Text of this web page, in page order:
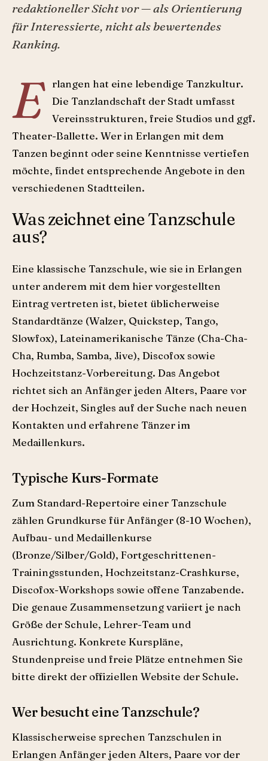
redaktioneller Sicht vor — als Orientierung
für Interessierte, nicht als bewertendes
Ranking.
E
rlangen hat eine lebendige Tanzkultur.
Die Tanzlandschaft der Stadt umfasst
Vereinsstrukturen, freie Studios und ggf.
Theater-Ballette. Wer in Erlangen mit dem
Tanzen beginnt oder seine Kenntnisse vertiefen
möchte, findet entsprechende Angebote in den
verschiedenen Stadtteilen.
Was zeichnet eine Tanzschule
aus?
Eine klassische Tanzschule, wie sie in Erlangen
unter anderem mit dem hier vorgestellten
Eintrag vertreten ist, bietet üblicherweise
Standardtänze (Walzer, Quickstep, Tango,
Slowfox), Lateinamerikanische Tänze (Cha-Cha-
Cha, Rumba, Samba, Jive), Discofox sowie
Hochzeitstanz-Vorbereitung. Das Angebot
richtet sich an Anfänger jeden Alters, Paare vor
der Hochzeit, Singles auf der Suche nach neuen
Kontakten und erfahrene Tänzer im
Medaillenkurs.
Typische Kurs-Formate
Zum Standard-Repertoire einer Tanzschule
zählen Grundkurse für Anfänger (8-10 Wochen),
Aufbau- und Medaillenkurse
(Bronze/Silber/Gold), Fortgeschrittenen-
Trainingsstunden, Hochzeitstanz-Crashkurse,
Discofox-Workshops sowie offene Tanzabende.
Die genaue Zusammensetzung variiert je nach
Größe der Schule, Lehrer-Team und
Ausrichtung. Konkrete Kurspläne,
Stundenpreise und freie Plätze entnehmen Sie
bitte direkt der offiziellen Website der Schule.
Wer besucht eine Tanzschule?
Klassischerweise sprechen Tanzschulen in
Erlangen Anfänger jeden Alters, Paare vor der